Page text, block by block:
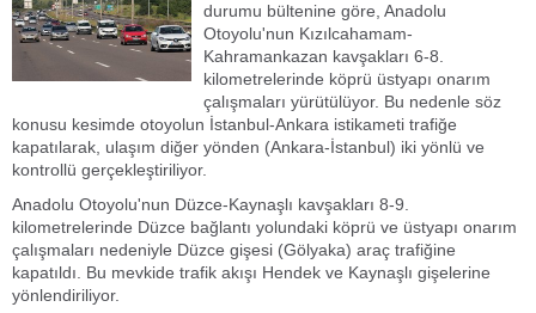
durumu bültenine göre, Anadolu
Otoyolu'nun Kızılcahamam-
Kahramankazan kavşakları 6-8.
kilometrelerinde köprü üstyapı onarım
çalışmaları yürütülüyor. Bu nedenle söz
konusu kesimde otoyolun İstanbul-Ankara istikameti trafiğe
kapatılarak, ulaşım diğer yönden (Ankara-İstanbul) iki yönlü ve
kontrollü gerçekleştiriliyor.
Anadolu Otoyolu'nun Düzce-Kaynaşlı kavşakları 8-9.
kilometrelerinde Düzce bağlantı yolundaki köprü ve üstyapı onarım
çalışmaları nedeniyle Düzce gişesi (Gölyaka) araç trafiğine
kapatıldı. Bu mevkide trafik akışı Hendek ve Kaynaşlı gişelerine
yönlendiriliyor.